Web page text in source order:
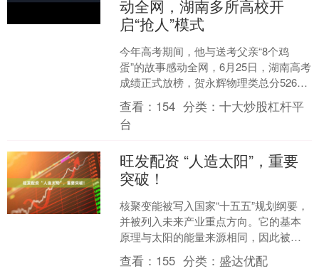
动全网，湖南多所高校开
启“抢人”模式
今年高考期间，他与送考父亲“8个鸡
蛋”的故事感动全网，6月25日，湖南高考
成绩正式放榜，贺永辉物理类总分526
分，远超今年湖南物理类本科录取线。
湖南多所高校迅....
查看： 154 分类：十大炒股杠杆平
台
旺发配资 “人造太阳”，重要
突破！
核聚变能被写入国家“十五五”规划纲要，
并被列入未来产业重点方向。它的基本
原理与太阳的能量来源相同，因此被称
为“人造太阳”。 今天（27日），国家重
大科技基础设施....
查看： 155 分类： 盛达优配